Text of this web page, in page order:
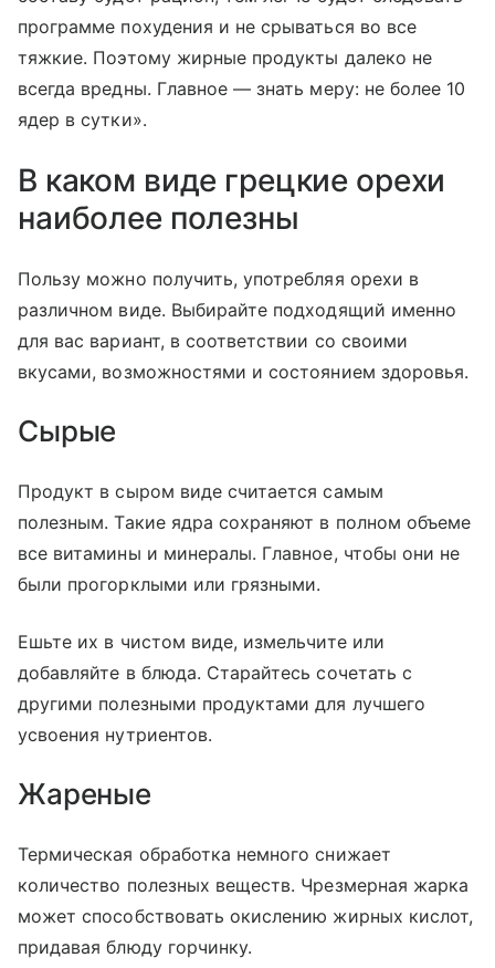
программе похудения и не срываться во все
тяжкие. Поэтому жирные продукты далеко не
всегда вредны. Главное — знать меру: не более 10
ядер в сутки».
В каком виде грецкие орехи
наиболее полезны
Пользу можно получить, употребляя орехи в
различном виде. Выбирайте подходящий именно
для вас вариант, в соответствии со своими
вкусами, возможностями и состоянием здоровья.
Сырые
Продукт в сыром виде считается самым
полезным. Такие ядра сохраняют в полном объеме
все витамины и минералы. Главное, чтобы они не
были прогорклыми или грязными.
Ешьте их в чистом виде, измельчите или
добавляйте в блюда. Старайтесь сочетать с
другими полезными продуктами для лучшего
усвоения нутриентов.
Жареные
Термическая обработка немного снижает
количество полезных веществ. Чрезмерная жарка
может способствовать окислению жирных кислот,
придавая блюду горчинку.